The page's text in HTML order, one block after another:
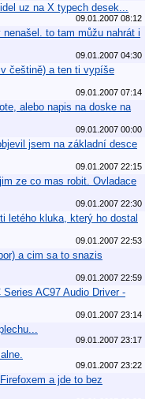
uz na X typech desek...
09.01.2007 08:12
to tam můžu nahrát i
09.01.2007 04:30
češtině) a ten ti vypíše
09.01.2007 07:14
alebo napis na doske na
09.01.2007 00:00
jsem na základní desce
09.01.2007 22:15
ze co mas robit. Ovladace
09.01.2007 22:30
letého kluka, který ho dostal
09.01.2007 22:53
a cim sa to snazis
09.01.2007 22:59
AC97 Audio Driver -
09.01.2007 23:14
09.01.2007 23:17
09.01.2007 23:22
a jde to bez